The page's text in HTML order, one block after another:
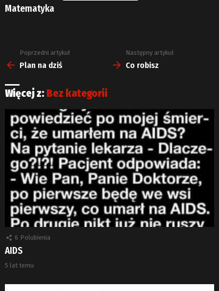
Matematyka
Zobacz
więcej
Poprzedni artykuł
Plan na dziś
Następny artykuł
Co robisz
Więcej z: Bez kategorii
6 Polubienia
AIDS
5 lat temu